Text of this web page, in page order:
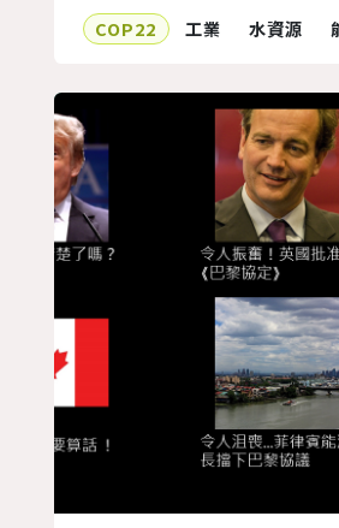
國提升減排目標）。目前各
貢獻（INDC）距協定的目標
排進展與長期目標的差距。
(ECO)希望這次大會採取有
明的方式達到《巴黎協定》
COP22 工業 水資源